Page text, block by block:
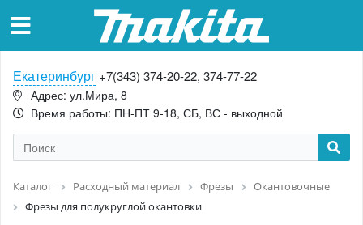
Екатеринбург +7(343) 374-20-22, 374-77-22
Адрес: ул.Мира, 8
Время работы: ПН-ПТ 9-18, СБ, ВС - выходной
Каталог Расходный материал Фрезы
Окантовочные
Фрезы для полукруглой окантовки